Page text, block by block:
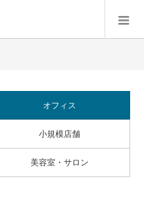
オフィス
小規模店舗
美容室・サロン